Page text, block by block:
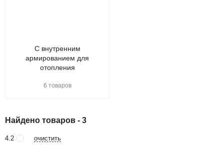
С внутренним
армированием для
отопления
6 товаров
Найдено товаров - 3
4.2 очистить